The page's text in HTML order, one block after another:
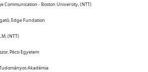
Communication - Boston University, (NTT)
Edge Fundation
(NTT)
Pécsi Egyetem
Akadémia